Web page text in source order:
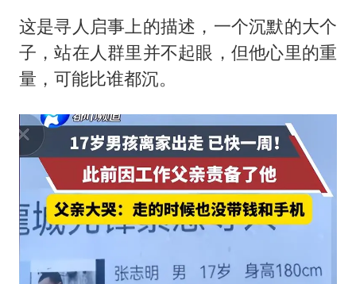
这是寻人启事上的描述，一个沉默的大个
子，站在人群里并不起眼，但他心里的重
量，可能比谁都沉。